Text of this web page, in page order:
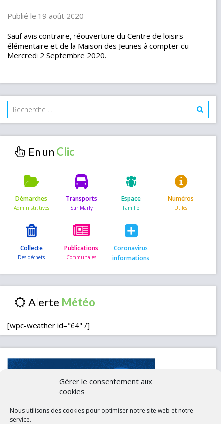
Gérer le consentement aux
cookies
Nous utilisons des cookies pour optimiser notre site web et notre
service.
Publié le 19 août 2020
Sauf avis contraire, réouverture du Centre de loisirs
élémentaire et de la Maison des Jeunes à compter du
Mercredi 2 Septembre 2020.
En un
Démarches Transports Espace Numéros
Collecte Publications
Coronavirus
informations
Alerte
[wpc-weather id="64" /]